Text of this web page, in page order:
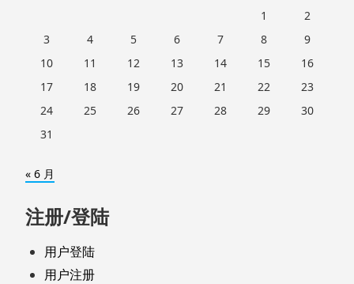
1
2
3
4 5 6 7 8
9
10
11 12 13 14 15
16
17
18 19 20 21 22
23
24
25 26 27 28 29
30
31
« 6 月
注册/登陆
用户登陆
用户注册